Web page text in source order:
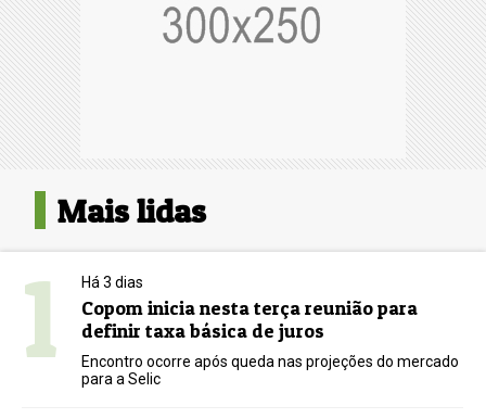
Mais lidas
1 Há 3 dias
Copom inicia nesta terça reunião para
definir taxa básica de juros
Encontro ocorre após queda nas projeções do mercado
para a Selic